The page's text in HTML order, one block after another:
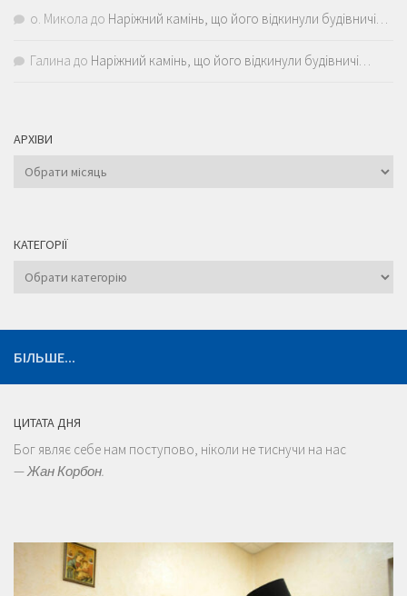
о. Микола до Наріжний камінь, що його відкинули будівничі…
Галина до Наріжний камінь, що його відкинули будівничі…
АРХІВИ
Архіви
КАТЕГОРІЇ
Категорії
БІЛЬШЕ...
ЦИТАТА ДНЯ
Бог являє себе нам поступово, ніколи не тиснучи на нас
—Жан Корбон.